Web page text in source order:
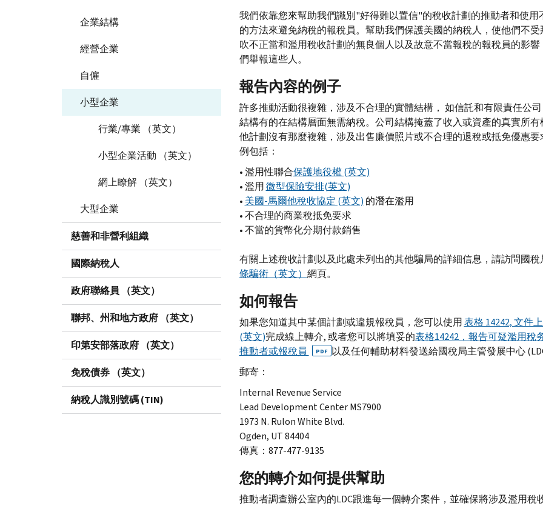
企業結構
經營企業
自僱
小型企業
行業/專業 （英文）
小型企業活動 （英文）
網上瞭解 （英文）
大型企業
慈善和非營利組織
國際納稅人
政府聯絡員 （英文）
聯邦、州和地方政府 （英文）
印第安部落政府 （英文）
免稅債券 （英文）
納稅人識別號碼 (TIN)
我們依靠您來幫助我們識別"好得難以置信"的稅收計劃的推動者和使用
的方法來避免納稅的報稅員。幫助我們保護美國的納稅人，使他們不受
吹不正當和濫用稅收計劃的無良個人以及故意不當報稅的報稅員的影響
們舉報這些人。
報告內容的例子
許多推動活動很複雜，涉及不合理的實體結構， 如信託和有限責任公
結構有的在結構層面無需納稅。公司結構掩蓋了收入或資產的真實所有
他計劃沒有那麼複雜，涉及出售廉價照片或不合理的退稅或抵免優惠要
例包括：
• 濫用性聯合保護地役權 (英文)
• 濫用微型保險安排(英文)
• 美國-馬爾他稅收協定 (英文) 的潛在濫用
• 不合理的商業稅抵免要求
• 不當的貨幣化分期付款銷售
有關上述稅收計劃以及此處未列出的其他騙局的詳細信息，請訪問國稅
條騙術（英文） 網頁。
如何報告
如果您知道其中某個計劃或違規報稅員，您可以使用表格 14242, 文件
(英文)完成線上轉介, 或者您可以將填妥的表格14242，報告可疑濫用稅
推動者或報稅員
PDF 以及任何輔助材料發送給國稅局主管發展中心 (
郵寄：
Internal Revenue Service
Lead Development Center MS7900
1973 N. Rulon White Blvd.
Ogden, UT84404
傳真：877-477-9135
您的轉介如何提供幫助
推動者調查辦公室內的LDC跟進每一個轉介案件，並確保將涉及濫用稅